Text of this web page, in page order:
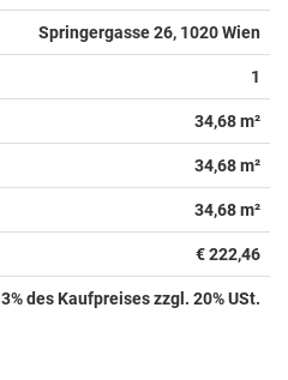
Springergasse 26, 1020 Wien
1
34,68 m²
34,68 m²
34,68 m²
€ 222,46
3% des Kaufpreises zzgl. 20% USt.